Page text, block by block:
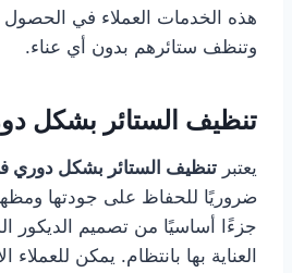
هذه الخدمات العملاء في
وتنظف ستائرهم بدون أي عناء.
تنظيف الستائر بشكل
يعتبر تنظيف الستائر بشكل
ضروريًا للحفاظ على جودتها
جزءًا أساسيًا من تصميم الديكور
العناية بها بانتظام. يمكن